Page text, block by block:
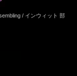
/ インウィット 部